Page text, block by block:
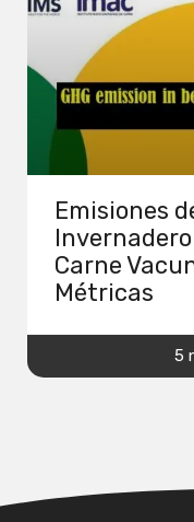
Emisiones
Carne
Métricas
5